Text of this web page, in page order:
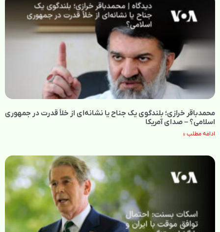
محمدباقر خرازی؛ بلندگوی یک جناح یا نشانه‌ای از خلأ قدرت در جمهوری
اسلامی؟ – صدای آمریکا
ادامه مطلب »